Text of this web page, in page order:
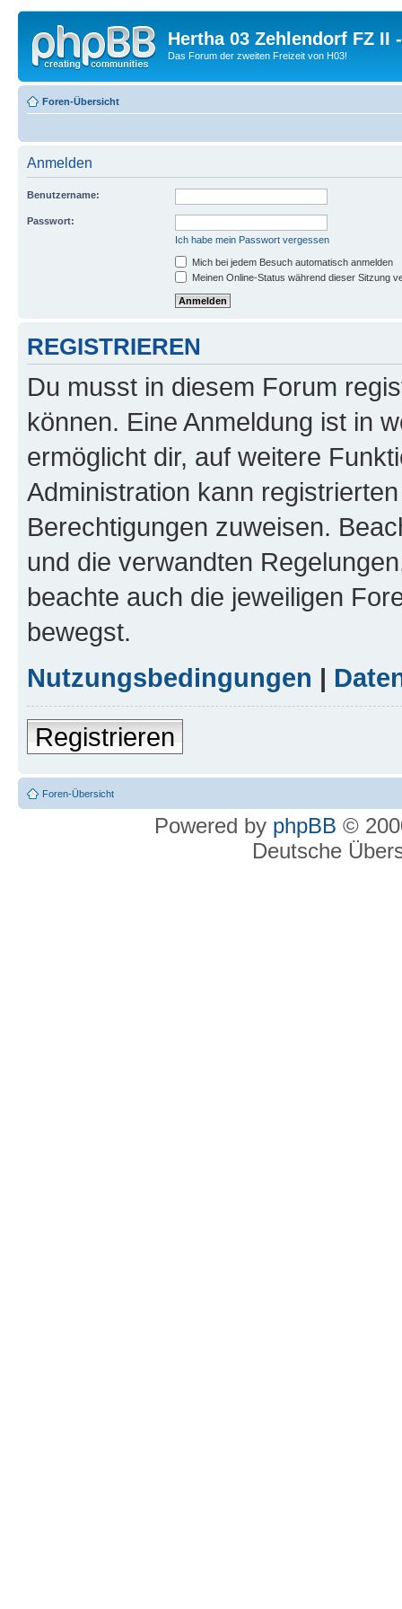
Hertha 03 Zehlendorf FZ II
Das Forum der zweiten Freizeit von H03!
Foren-Übersicht
Anmelden
Benutzername:
Passwort:
Ich habe mein Passwort vergessen
Mich bei jedem Besuch automatisch anmelden
Meinen Online-Status während dieser Sitzung
REGISTRIEREN
Du musst in diesem Forum
können. Eine Anmeldung ist in
ermöglicht dir, auf weitere
Administration kann
Berechtigungen zuweisen.
und die verwandten
beachte auch die jeweiligen
bewegst.
Nutzungsbedingungen |
Registrieren
Foren-Übersicht
Powered by phpBB ©
Deutsche